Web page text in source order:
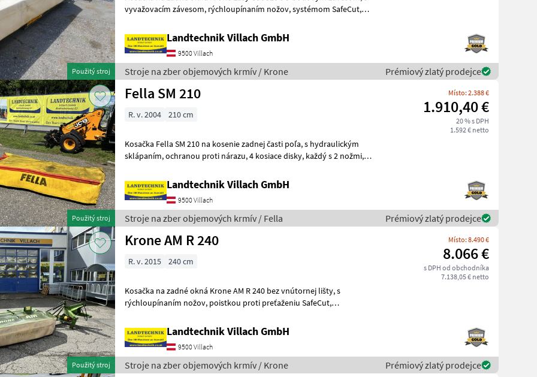
Použitý stroj
vyvažovacím závesom, rýchloupínaním nožov, systémom SafeCut,
Landtechnik Villach GmbH
9500 Villach
Stroje na zber objemových krmív / Krone Prémiový zlatý prodejce
Použitý stroj
Fella SM 210 Místo: 2.388 €
1.910,40 €
20 % s DPH
1.592 € netto
R. v. 2004 210 cm
Kosačka Fella SM 210 na kosenie zadnej časti poľa, s hydraulickým
sklápaním, ochranou proti nárazu, 4 kosiace disky, každý s 2 nožmi,
Landtechnik Villach GmbH
9500 Villach
Stroje na zber objemových krmív / Fella Prémiový zlatý prodejce
Použitý stroj
Krone AM R 240 Místo: 8.490 €
8.066 €
s DPH od obchodníka
7.138,05 € netto
R. v. 2015 240 cm
Kosačka na zadné okná Krone AM R 240 bez vnútornej lišty, s
rýchloupínaním nožov, poistkou proti preťaženiu SafeCut,
Landtechnik Villach GmbH
9500 Villach
Stroje na zber objemových krmív / Krone Prémiový zlatý prodejce